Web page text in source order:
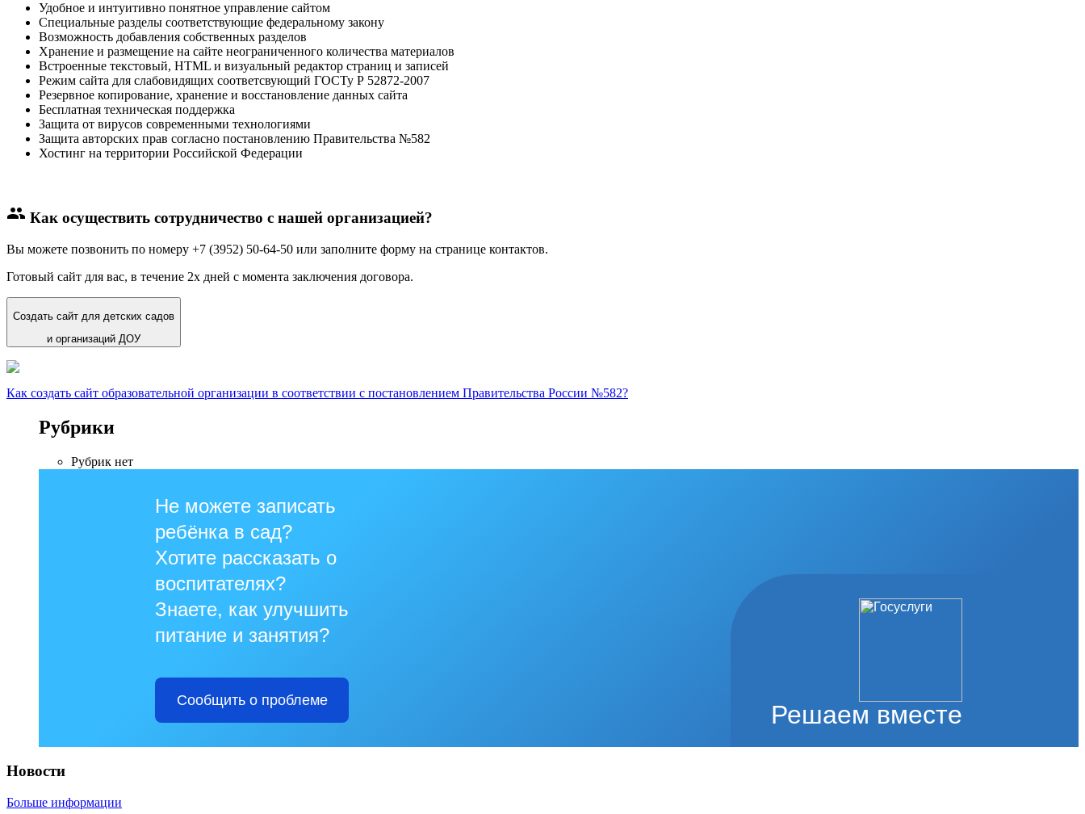
Удобное и интуитивно понятное управление сайтом
Специальные разделы соответствующие федеральному закону
Возможность добавления собственных разделов
Хранение и размещение на сайте неограниченного количества материалов
Встроенные текстовый, HTML и визуальный редактор страниц и записей
Режим сайта для слабовидящих соответсвующий ГОСТу Р 52872-2007
Резервное копирование, хранение и восстановление данных сайта
Бесплатная техническая поддержка
Защита от вирусов современными технологиями
Защита авторских прав согласно постановлению Правительства №582
Хостинг на территории Российской Федерации
people Как осуществить сотрудничество с нашей организацией?
Вы можете позвонить по номеру +7 (3952) 50-64-50 или заполните форму на странице контактов.
Готовый сайт для вас, в течение 2х дней с момента заключения договора.
Создать сайт для детских садов
и организаций ДОУ
Как создать сайт образовательной организации в соответствии с постановлением Правительства России №582?
Рубрики
Рубрик нет
Решаем вместе
Не можете записать
ребёнка в сад?
Хотите рассказать о
воспитателях?
Знаете, как улучшить
питание и занятия?
Сообщить о проблеме
Новости
Больше информации